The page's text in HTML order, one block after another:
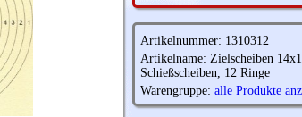
Artikelnummer: 1310312
Artikelname: Zielscheiben
Schießscheiben, 12 Ringe
Warengruppe: alle Produkte